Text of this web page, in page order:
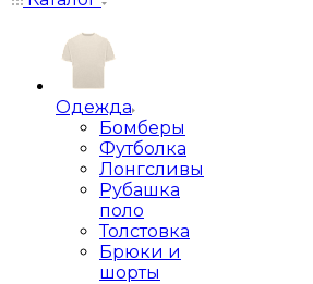
Одежда
Бомберы
Футболка
Лонгсливы
Рубашка
поло
Толстовка
Брюки и
шорты